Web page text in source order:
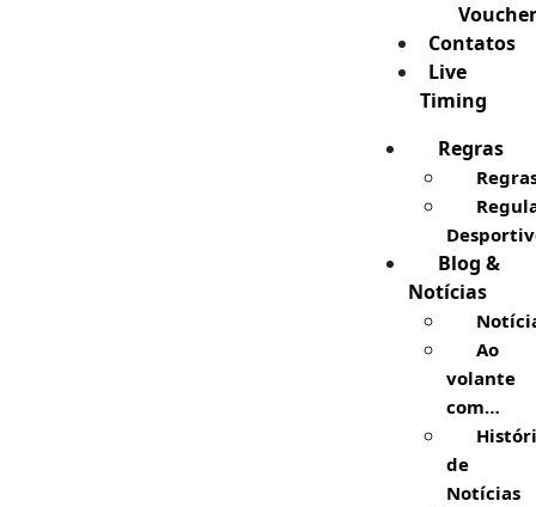
Voucher
Contatos
Live
Timing
Regras
Blog &
Notícias
Ao
volante
com…
de
Notícias